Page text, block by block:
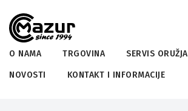
O NAMA TRGOVINA SERVIS ORUŽJA
NOVOSTI KONTAKT I INFORMACIJE